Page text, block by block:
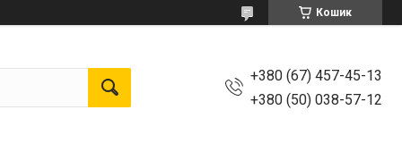
Кошик
+380 (67) 457-45-13
+380 (50) 038-57-12